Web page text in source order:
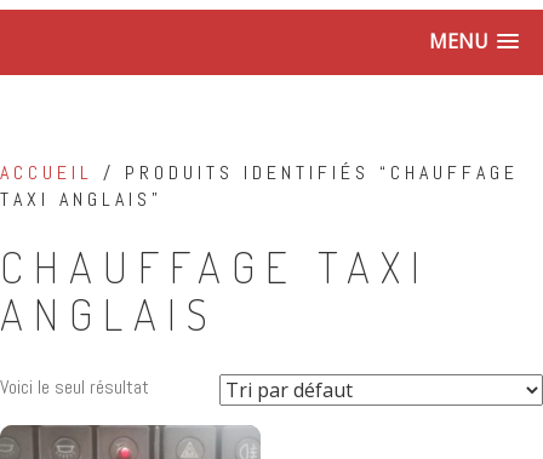
MENU
ACCUEIL / PRODUITS IDENTIFIÉS “CHAUFFAGE
TAXI ANGLAIS”
CHAUFFAGE TAXI
ANGLAIS
Voici le seul résultat